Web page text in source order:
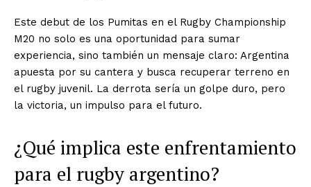
Este debut de los Pumitas en el Rugby Championship
M20 no solo es una oportunidad para sumar
experiencia, sino también un mensaje claro: Argentina
apuesta por su cantera y busca recuperar terreno en
el rugby juvenil. La derrota sería un golpe duro, pero
la victoria, un impulso para el futuro.
¿Qué implica este enfrentamiento
para el rugby argentino?